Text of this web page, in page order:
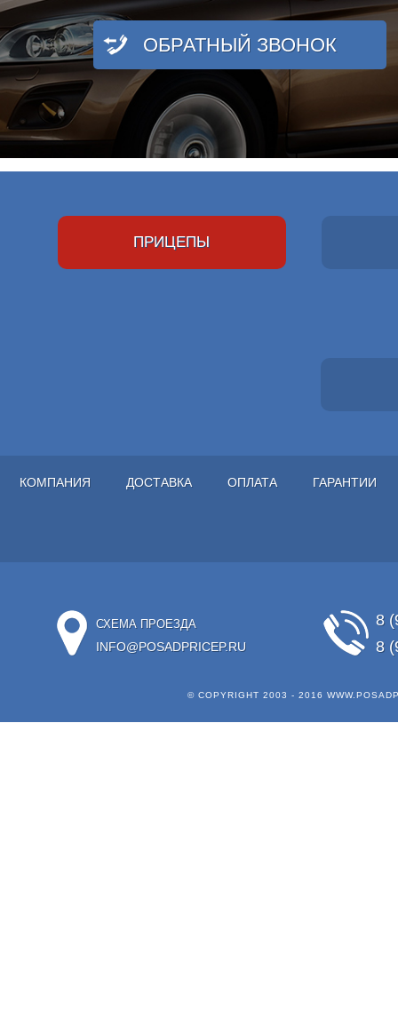
ОБРАТНЫЙ ЗВОНОК
ПРИЦЕПЫ
КОМПАНИЯ ДОСТАВКА ОПЛАТА ГАРАНТИИ
СХЕМА ПРОЕЗДА
INFO@POSADPRICEP.RU
8
8
© COPYRIGHT 2003 - 2016